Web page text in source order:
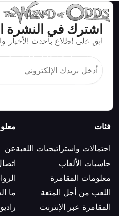
اشترك في النشرة
ابق على اطلاع بأحدث الأخبار
استراتيجيات ومعلومات صحيحة
يمكن لعبها.
فئات
احتمالات واستراتيجيات اللعبة
حاسبات الألعاب
معلومات المقامرة
اللعب من أجل المتعة
المقامرة عبر الإنترنت
عن
اتصال
ما
راديو